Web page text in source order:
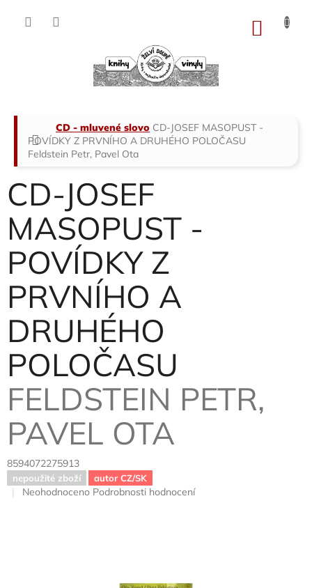
Domů
CD - mluvené slovo CD-JOSEF MASOPUST -
POVÍDKY Z PRVNÍHO A DRUHÉHO POLOČASU
Feldstein Petr, Pavel Ota
CD-JOSEF
MASOPUST -
POVÍDKY Z
PRVNÍHO A
DRUHÉHO
POLOČASU
FELDSTEIN PETR,
PAVEL OTA
8594072275913
nepoužité zboží autor CZ/SK
Průměrné
Neohodnoceno Podrobnosti hodnocení